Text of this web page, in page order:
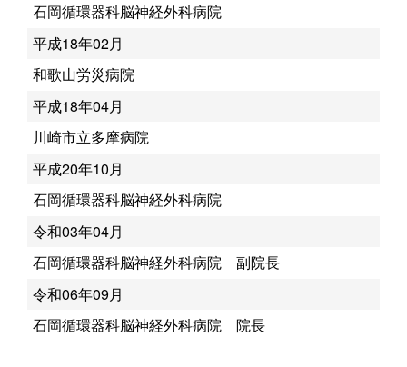
石岡循環器科脳神経外科病院
平成18年02月
和歌山労災病院
平成18年04月
川崎市立多摩病院
平成20年10月
石岡循環器科脳神経外科病院
令和03年04月
石岡循環器科脳神経外科病院 副院長
令和06年09月
石岡循環器科脳神経外科病院 院長